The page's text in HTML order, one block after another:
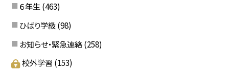
６年生 (463)
ひばり学級 (98)
お知らせ・緊急連絡 (258)
校外学習 (153)